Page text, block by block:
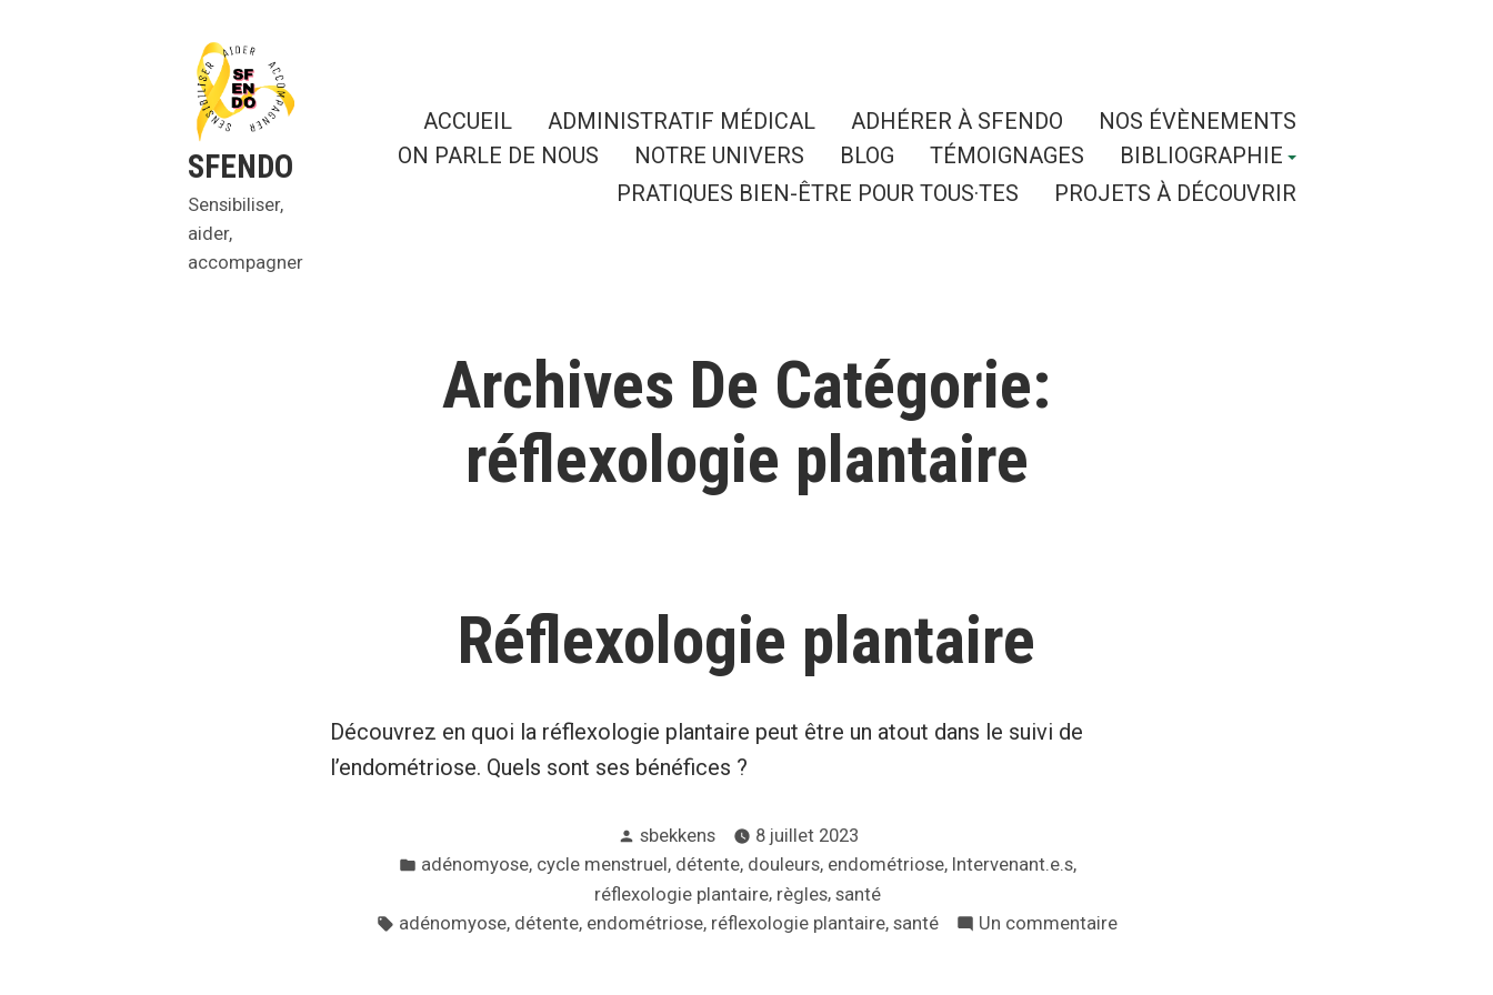
SFENDO
Sensibiliser,
aider,
accompagner
ACCUEIL ADMINISTRATIF MÉDICAL ADHÉRER À SFENDO
NOS ÉVÈNEMENTS
ON PARLE DE NOUS
NOTRE UNIVERS BLOG TÉMOIGNAGES
BIBLIOGRAPHIE
PRATIQUES BIEN-ÊTRE POUR TOUS·TES
PROJETS À DÉCOUVRIR
Archives De Catégorie:
réflexologie plantaire
Réflexologie plantaire
Découvrez en quoi la réflexologie plantaire peut être un atout dans le suivi de
l’endométriose. Quels sont ses bénéfices ?
Posté
par
sbekkens
8 juillet 2023
Posté
adénomyose, cycle menstruel , détente, douleurs, endométriose, Intervenant.e.s,
réflexologie plantaire, règles, santé
Tags:
adénomyose, détente, endométriose, réflexologie plantaire, santé Un commentairesur